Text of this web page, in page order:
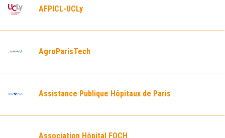
AFPICL-UCLy
AgroParisTech
Assistance Publique Hôpitaux de Paris
Association Hôpital FOCH